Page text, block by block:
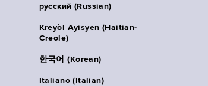
русский (Russian)
Kreyòl Ayisyen (Haitian-
Creole)
한국어 (Korean)
Italiano (Italian)